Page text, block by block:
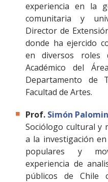
experiencia en la
comunitaria y
Director de
donde ha ejercido
en diversos roles
Académico del
Departamento
Facultad de Artes.
Prof. Simón
Sociólogo cultural y
a la investigación
populares y
experiencia de
públicos de Chile